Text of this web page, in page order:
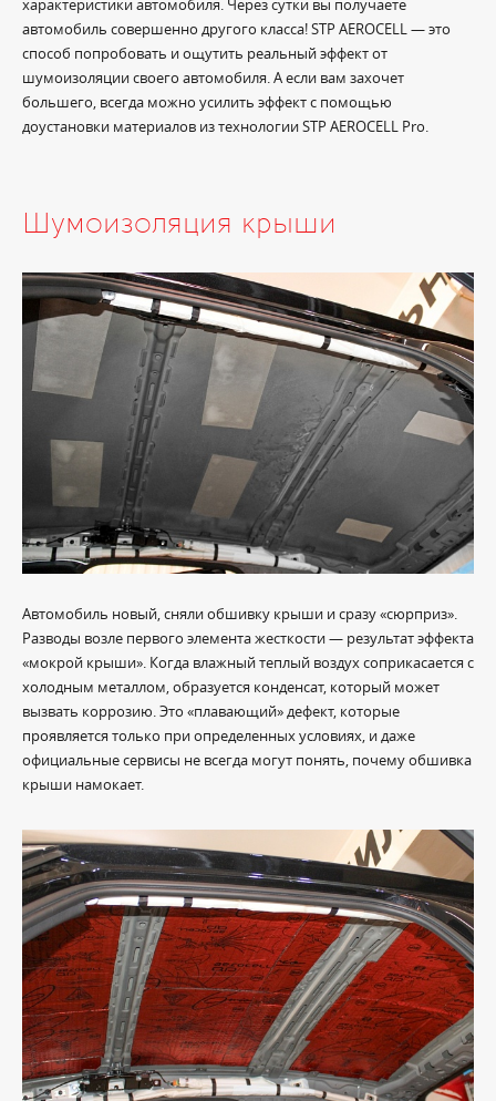
характеристики автомобиля. Через сутки вы получаете
автомобиль совершенно другого класса! STP AEROCELL — это
способ попробовать и ощутить реальный эффект от
шумоизоляции своего автомобиля. А если вам захочет
большего, всегда можно усилить эффект с помощью
доустановки материалов из технологии STP AEROCELL Pro.
Шумоизоляция крыши
Автомобиль новый, сняли обшивку крыши и сразу «сюрприз».
Разводы возле первого элемента жесткости — результат эффекта
«мокрой крыши». Когда влажный теплый воздух соприкасается с
холодным металлом, образуется конденсат, который может
вызвать коррозию. Это «плавающий» дефект, которые
проявляется только при определенных условиях, и даже
официальные сервисы не всегда могут понять, почему обшивка
крыши намокает.